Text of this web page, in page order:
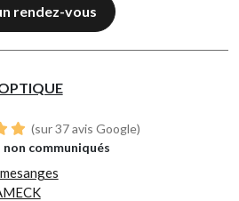
rendez-vous
(sur 37 avis Google)
communiqués